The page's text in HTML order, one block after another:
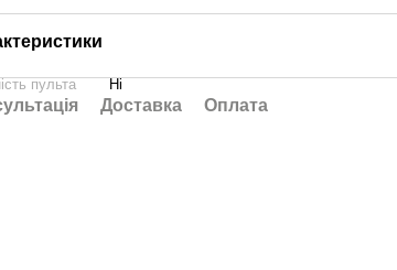
пульта Ні
Доставка Оплата